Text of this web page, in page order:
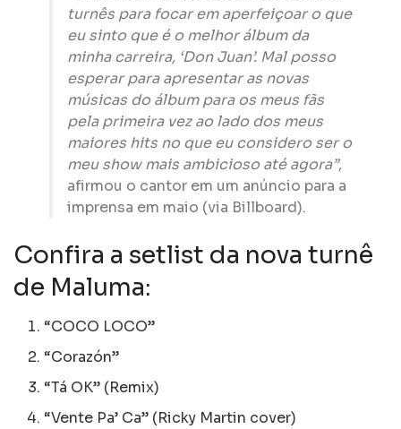
turnês para focar em aperfeiçoar o que
eu sinto que é o melhor álbum da
minha carreira, ‘Don Juan’. Mal posso
esperar para apresentar as novas
músicas do álbum para os meus fãs
pela primeira vez ao lado dos meus
maiores hits no que eu considero ser o
meu show mais ambicioso até agora”,
afirmou o cantor em um anúncio para a
imprensa em maio (via Billboard).
Confira a setlist da nova turnê
de Maluma:
“COCO LOCO”
“Corazón”
“Tá OK” (Remix)
“Vente Pa’ Ca” (Ricky Martin cover)